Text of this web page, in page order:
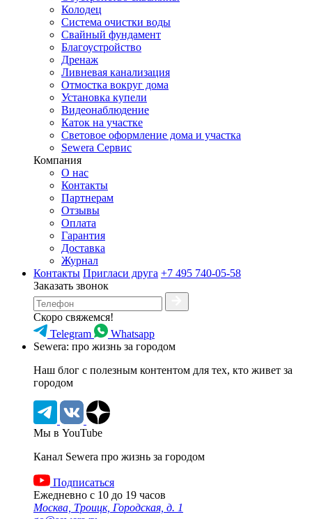
Колодец
Система очистки воды
Свайный фундамент
Благоустройство
Дренаж
Ливневая канализация
Отмостка вокруг дома
Установка купели
Видеонаблюдение
Каток на участке
Световое оформление дома и участка
Sewera Сервис
Компания
О нас
Контакты
Партнерам
Отзывы
Оплата
Гарантия
Доставка
Журнал
Контакты Пригласи друга +7 495 740-05-58
Заказать звонок
Скоро свяжемся!
Telegram
Whatsapp
Sewera: про жизнь за городом
Наш блог c полезным контентом для тех, кто живет за
городом
Мы в YouTube
Канал Sewera про жизнь за городом
Подписаться
Ежедневно с 10 до 19 часов
Москва, Троицк, Городская, д. 1